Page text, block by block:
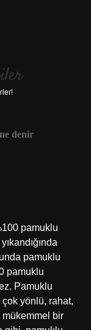
denir
pamuklu
pamuklu
pamuklu
Pamuklu
yönlü, rahat,
mükemmel bir